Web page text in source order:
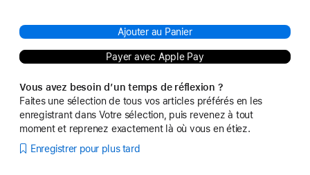
Ajouter au Panier
Payer avec Apple Pay
Vous avez besoin d’un temps de réflexion ?
Faites une sélection de tous vos articles préférés en les
enregistrant dans Votre sélection, puis revenez à tout
moment et reprenez exactement là où vous en étiez.
Enregistrer pour plus tard